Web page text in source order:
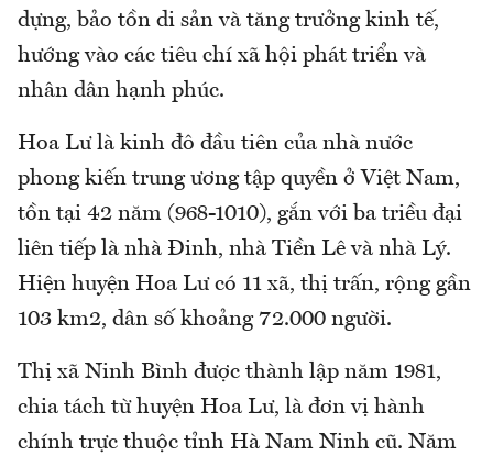
dựng, bảo tồn di sản và tăng trưởng kinh tế,
hướng vào các tiêu chí xã hội phát triển và
nhân dân hạnh phúc.
Hoa Lư là kinh đô đầu tiên của nhà nước
phong kiến trung ương tập quyền ở Việt Nam,
tồn tại 42 năm (968-1010), gắn với ba triều đại
liên tiếp là nhà Đinh, nhà Tiền Lê và nhà Lý.
Hiện huyện Hoa Lư có 11 xã, thị trấn, rộng gần
103 km2, dân số khoảng 72.000 người.
Thị xã Ninh Bình được thành lập năm 1981,
chia tách từ huyện Hoa Lư, là đơn vị hành
chính trực thuộc tỉnh Hà Nam Ninh cũ. Năm